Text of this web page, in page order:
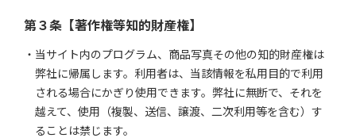
第３条【著作権等知的財産権】
当サイト内のプログラム、商品写真その他の知的財産権は
弊社に帰属します。利用者は、当該情報を私用目的で利用
される場合にかぎり使用できます。弊社に無断で、それを
越えて、使用（複製、送信、譲渡、二次利用等を含む）す
ることは禁じます。